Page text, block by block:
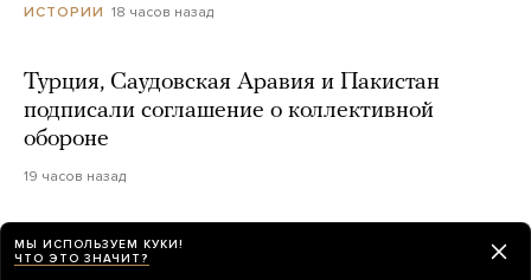
ИСТОРИИ 18 часов назад
Турция, Саудовская Аравия и Пакистан
подписали соглашение о коллективной
обороне
19 часов назад
Украина атаковала побережье Ялты
МЫ ИСПОЛЬЗУЕМ КУКИ!
ЧТО ЭТО ЗНАЧИТ?